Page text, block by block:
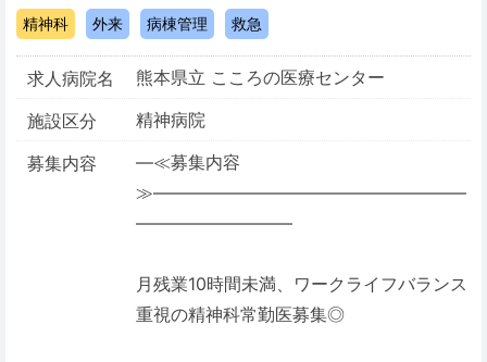
精神科 外来 病棟管理 救急
求人病院名
熊本県立 こころの医療センター
施設区分
精神病院
募集内容
―≪募集内容
≫――――――――――――――――――
―――――――――
月残業10時間未満、ワークライフバランス
重視の精神科常勤医募集◎